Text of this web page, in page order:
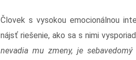
Človek s vysokou emocionálnou
nájsť riešenie, ako sa s nimi
nevadia mu zmeny, je